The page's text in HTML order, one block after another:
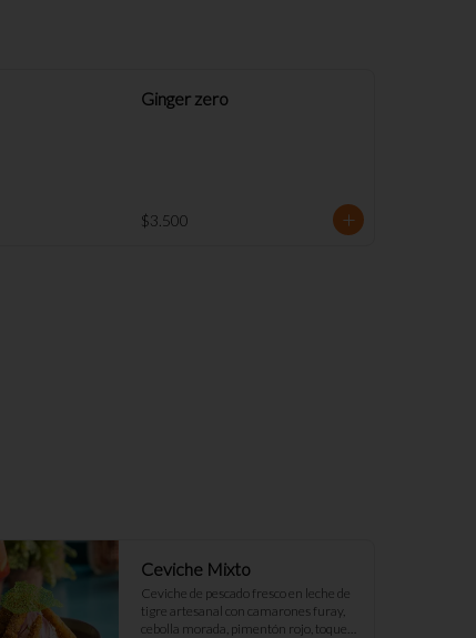
Ginger zero
$3.500
Ceviche Mixto
Ceviche de pescado fresco en leche de
tigre artesanal con camarones furay,
cebolla morada, pimentón rojo, toques